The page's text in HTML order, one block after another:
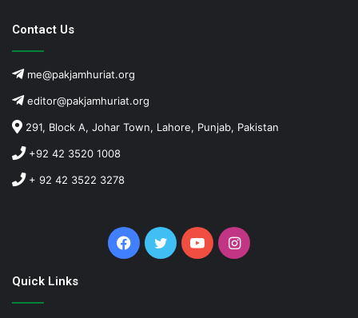
Contact Us
me@pakjamhuriat.org
editor@pakjamhuriat.org
291, Block A, Johar Town, Lahore, Punjab, Pakistan
+92 42 3520 1008
+ 92 42 3522 3278
Facebook
TwitterYouTubeInstagram
Quick Links